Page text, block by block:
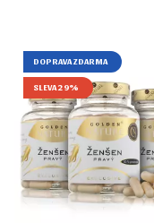
DOPRAVA ZDARMA
SLEVA 29%